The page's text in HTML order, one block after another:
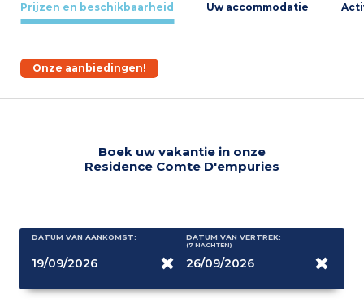
Prijzen en beschikbaarheid Uw accommodatie
Onze aanbiedingen!
Boek uw vakantie in onze
Residence Comte D'empuries
DATUM VAN AANKOMST: DATUM VAN VERTREK:
(7 NACHTEN)